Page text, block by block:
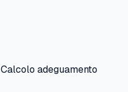
Calcolo adeguamento